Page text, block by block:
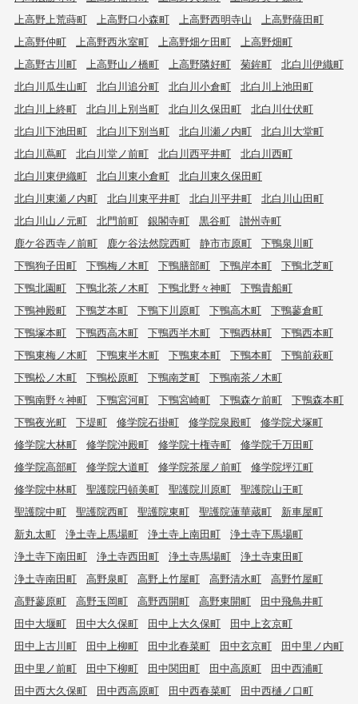
上高野上荒蒔町
上高野口小森町 上高野西明寺山
上高野薩田町
上高野仲町
上高野西氷室町 上高野畑ケ田町
上高野畑町
上高野古川町
上高野山ノ橋町 上高野隣好町 菊鉾町
北白川伊織町
北白川瓜生山町
北白川追分町 北白川小倉町
北白川上池田町
北白川上終町
北白川上別当町 北白川久保田町
北白川仕伏町
北白川下池田町
北白川下別当町 北白川瀬ノ内町
北白川大堂町
北白川蔦町
北白川堂ノ前町 北白川西平井町
北白川西町
北白川東伊織町
北白川東小倉町
北白川東久保田町
北白川東瀬ノ内町
北白川東平井町 北白川平井町
北白川山田町
北白川山ノ元町
北門前町 銀閣寺町 黒谷町
讃州寺町
鹿ケ谷西寺ノ前町
鹿ケ谷法然院西町 静市市原町
下鴨泉川町
下鴨狗子田町
下鴨梅ノ木町 下鴨膳部町 下鴨岸本町
下鴨北芝町
下鴨北園町
下鴨北茶ノ木町 下鴨北野々神町
下鴨貴船町
下鴨神殿町
下鴨芝本町 下鴨下川原町 下鴨高木町
下鴨蓼倉町
下鴨塚本町
下鴨西高木町 下鴨西半木町 下鴨西林町
下鴨西本町
下鴨東梅ノ木町
下鴨東半木町 下鴨東本町 下鴨本町
下鴨前萩町
下鴨松ノ木町
下鴨松原町 下鴨南芝町
下鴨南茶ノ木町
下鴨南野々神町
下鴨宮河町 下鴨宮崎町 下鴨森ケ前町
下鴨森本町
下鴨夜光町
下堤町 修学院石掛町 修学院泉殿町
修学院犬塚町
修学院大林町
修学院沖殿町 修学院十権寺町
修学院千万田町
修学院高部町
修学院大道町 修学院茶屋ノ前町
修学院坪江町
修学院中林町
聖護院円頓美町 聖護院川原町
聖護院山王町
聖護院中町
聖護院西町 聖護院東町 聖護院蓮華蔵町
新車屋町
新丸太町
浄土寺上馬場町 浄土寺上南田町
浄土寺下馬場町
浄土寺下南田町
浄土寺西田町 浄土寺馬場町
浄土寺東田町
浄土寺南田町
高野泉町 高野上竹屋町 高野清水町
高野竹屋町
高野蓼原町
高野玉岡町 高野西開町 高野東開町
田中飛鳥井町
田中大堰町
田中大久保町 田中上大久保町
田中上玄京町
田中上古川町
田中上柳町 田中北春菜町 田中玄京町
田中里ノ内町
田中里ノ前町
田中下柳町 田中関田町 田中高原町
田中西浦町
田中西大久保町
田中西高原町 田中西春菜町
田中西樋ノ口町